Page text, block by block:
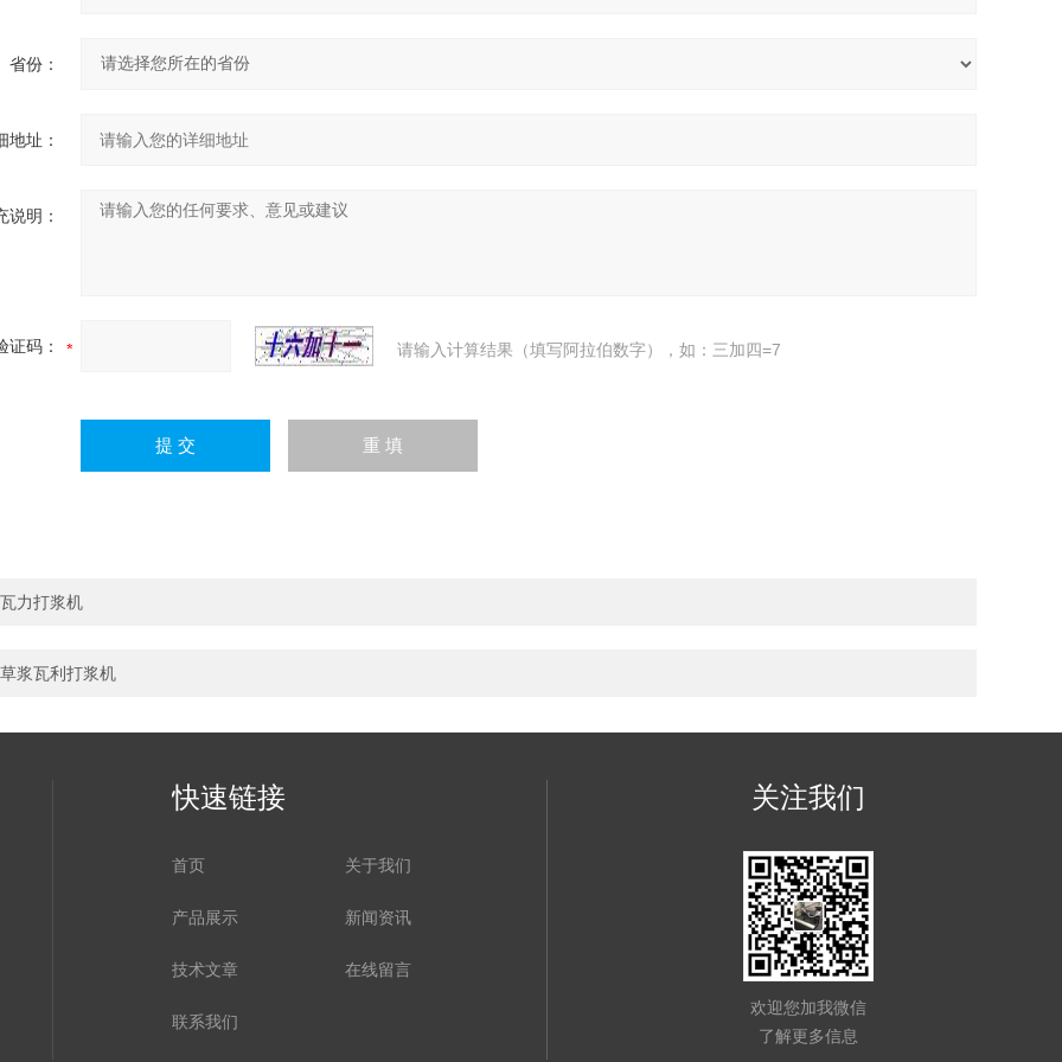
省份：
地址：
说明：
证码： 请输入计算结果（填写阿拉伯数字），如：三加四=7
瓦力打浆机
草浆瓦利打浆机
快速链接
首页 关于我们
产品展示 新闻资讯
技术文章 在线留言
联系我们
关注我们
欢迎您加我微信
了解更多信息